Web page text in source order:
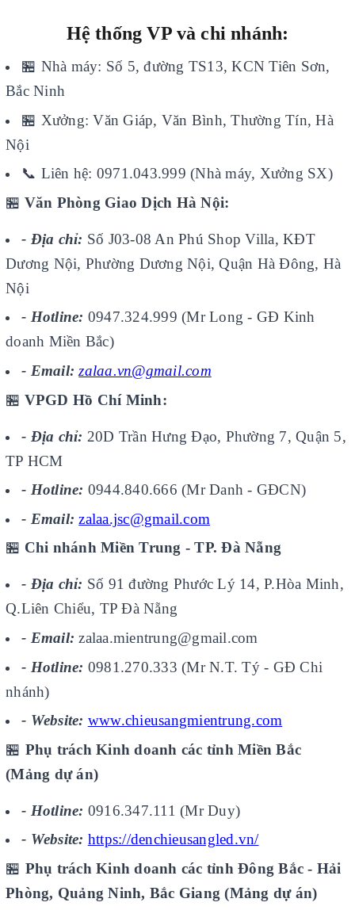
Hệ thống VP và chi nhánh:
🏪 Nhà máy: Số 5, đường TS13, KCN Tiên Sơn,
Bắc Ninh
🏪 Xưởng: Văn Giáp, Văn Bình, Thường Tín, Hà
Nội
📞 Liên hệ: 0971.043.999 (Nhà máy, Xưởng SX)
🏪 Văn Phòng Giao Dịch Hà Nội:
- Địa chỉ: Số J03-08 An Phú Shop Villa, KĐT
Dương Nội, Phường Dương Nội, Quận Hà Đông, Hà
Nội
- Hotline: 0947.324.999 (Mr Long - GĐ Kinh
doanh Miền Bắc)
- Email: zalaa.vn@gmail.com
🏪 VPGD Hồ Chí Minh:
- Địa chỉ: 20D Trần Hưng Đạo, Phường 7, Quận 5,
TP HCM
- Hotline: 0944.840.666 (Mr Danh - GĐCN)
- Email: zalaa.jsc@gmail.com
🏪 Chi nhánh Miền Trung - TP. Đà Nẵng
- Địa chỉ: Số 91 đường Phước Lý 14, P.Hòa Minh,
Q.Liên Chiểu, TP Đà Nẵng
- Email: zalaa.mientrung@gmail.com
- Hotline: 0981.270.333 (Mr N.T. Tý - GĐ Chi
nhánh)
- Website: www.chieusangmientrung.com
🏪 Phụ trách Kinh doanh các tỉnh Miền Bắc
(Mảng dự án)
- Hotline: 0916.347.111 (Mr Duy)
- Website: https://denchieusangled.vn/
🏪 Phụ trách Kinh doanh các tỉnh Đông Bắc - Hải
Phòng, Quảng Ninh, Bắc Giang (Mảng dự án)